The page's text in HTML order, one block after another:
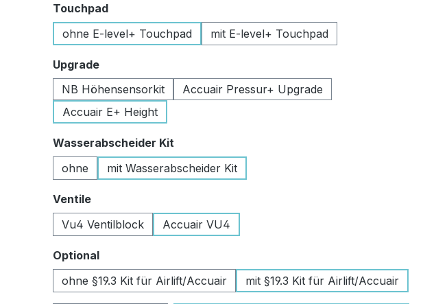
Touchpadauswählen
ohne E-level+ Touchpad
mit E-level+ Touchpad
Upgradeauswählen
NB Höhensensorkit
Accuair Pressur+ Upgrade
Accuair E+ Height
Wasserabscheider Kit
ohne
mit Wasserabscheider Kit
Ventileauswählen
Vu4 Ventilblock
Accuair VU4
Optionalauswählen
ohne §19.3 Kit für Airlift/Accuair
mit §19.3 Kit für Airlift/Accuair